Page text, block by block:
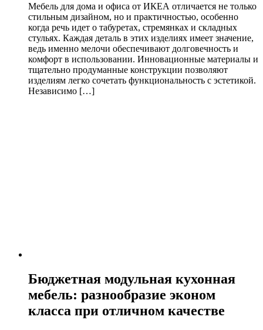
Мебель для дома и офиса от ИКЕА отличается не только
стильным дизайном, но и практичностью, особенно
когда речь идет о табуретах, стремянках и складных
стульях. Каждая деталь в этих изделиях имеет значение,
ведь именно мелочи обеспечивают долговечность и
комфорт в использовании. Инновационные материалы и
тщательно продуманные конструкции позволяют
изделиям легко сочетать функциональность с эстетикой.
Независимо […]
Бюджетная модульная кухонная
мебель: разнообразие эконом
класса при отличном качестве